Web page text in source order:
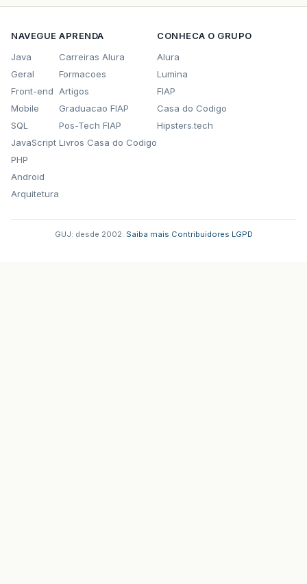
NAVEGUE
Java
Geral
Front-end
Mobile
SQL
JavaScript
PHP
Android
Arquitetura
APRENDA
Carreiras Alura
Formacoes
Artigos
Graduacao FIAP
Pos-Tech FIAP
Livros Casa do Codigo
CONHECA O GRUPO
Alura
Lumina
FIAP
Casa do Codigo
Hipsters.tech
GUJ: desde 2002. Saiba mais Contribuidores LGPD